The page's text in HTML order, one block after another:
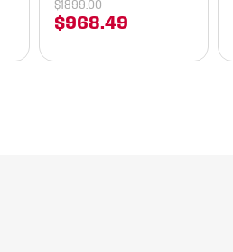
$968 49
$1899.00